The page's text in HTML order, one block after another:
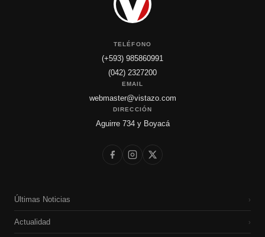
TELÉFONO
(+593) 985860991
(042) 2327200
EMAIL
webmaster@vistazo.com
DIRECCIÓN
Aguirre 734 y Boyacá
Últimas Noticias ›
Actualidad ›